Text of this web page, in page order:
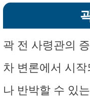
곽 전 사령관의
차 변론에서 시
나 반박할 수 있